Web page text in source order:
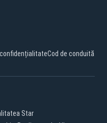
Cod de conduită
Star